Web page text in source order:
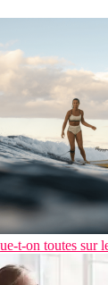
t-on toutes sur